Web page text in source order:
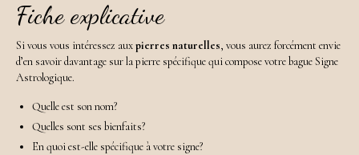
Fiche explicative
Si vous vous intéressez auxpierres naturelles, vous aurez forcément envie
d’en savoir davantage sur la pierre spécifique qui compose votre bague Signe
Astrologique.
Quelle est son nom?
Quelles sont ses bienfaits?
En quoi est-elle spécifique à votre signe?